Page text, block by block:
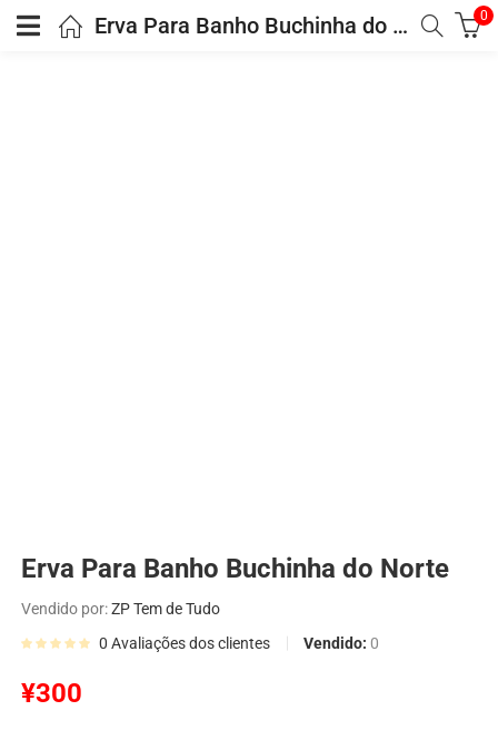
Erva Para Banho Buchinha do Norte 0
Erva Para Banho Buchinha do Norte
Vendido por:ZP Tem de Tudo
0 Avaliações dos clientes Vendido:0
¥300